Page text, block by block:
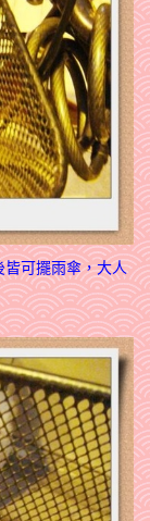
可擺雨傘，大人